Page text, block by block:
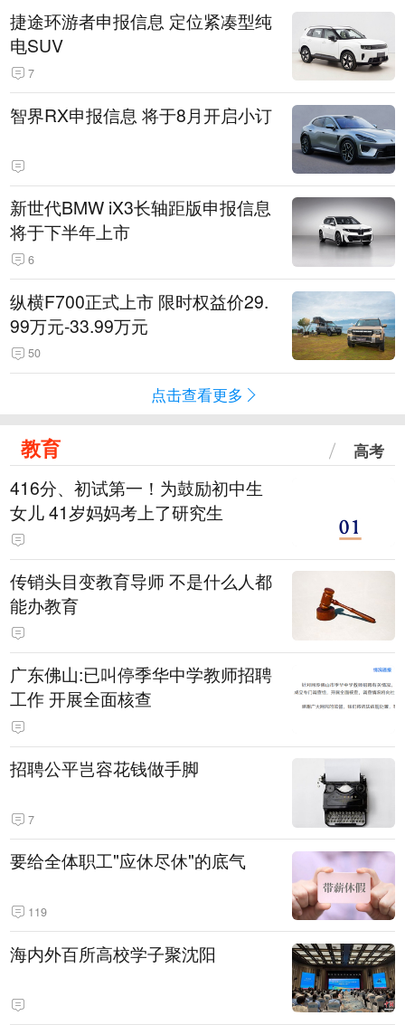
捷途环游者申报信息 定位紧凑型纯
电SUV
7
智界RX申报信息 将于8月开启小订
新世代BMW iX3长轴距版申报信息
将于下半年上市
6
纵横F700正式上市 限时权益价29.
99万元-33.99万元
50
点击查看更多
教育 高考
416分、初试第一！为鼓励初中生
女儿 41岁妈妈考上了研究生
传销头目变教育导师 不是什么人都
能办教育
广东佛山:已叫停季华中学教师招聘
工作 开展全面核查
招聘公平岂容花钱做手脚
7
要给全体职工"应休尽休"的底气
119
海内外百所高校学子聚沈阳